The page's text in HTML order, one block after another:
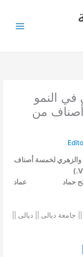
في النمو
من
والزهري لخمسة أصناف
صالح حماد عماد
جامعة ديالى || ديالى ||